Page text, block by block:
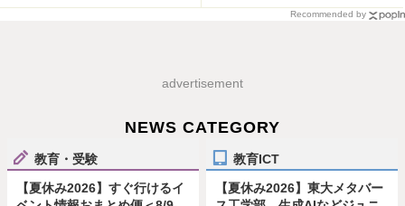
Recommended by
advertisement
NEWS CATEGORY
教育・受験
【夏休み2026】すぐ行けるイ
教育ICT
【夏休み2026】東大メタバー